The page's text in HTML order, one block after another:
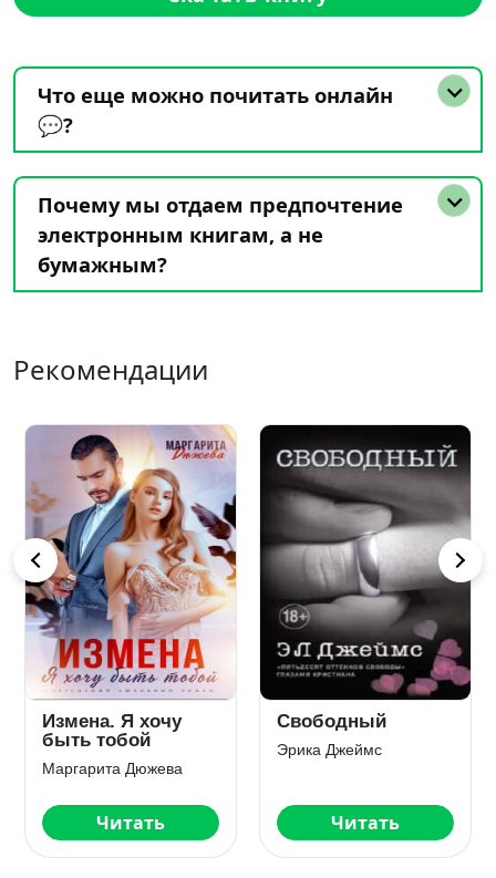
Что еще можно почитать онлайн
💬?
Почему мы отдаем предпочтение
электронным книгам, а не
бумажным?
Рекомендации
Я хочу
тобой
Дюжева
Читать
Свободный
Эрика Джеймс
Читать